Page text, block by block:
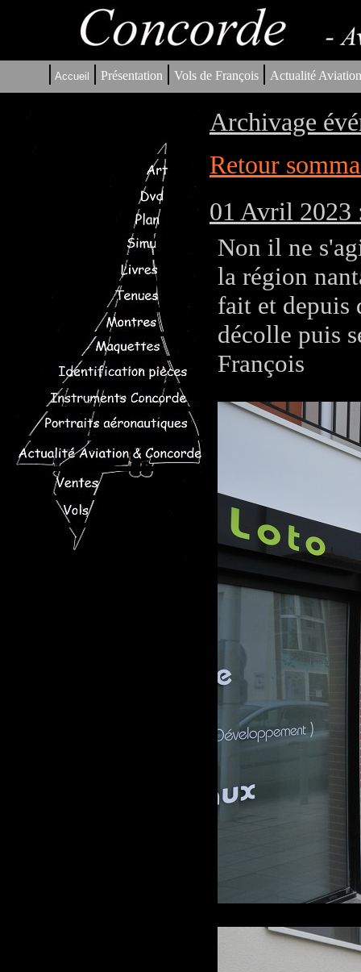
| Accueil | Présentation | Vols de François | Actualité
Archivage
Retour
01 Avril 2023
Non il ne
la région
fait et depuis
décolle puis
François